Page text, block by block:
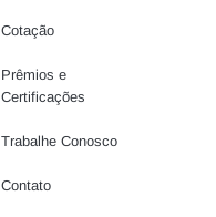
Cotação
Prêmios e
Certificações
Trabalhe Conosco
Contato